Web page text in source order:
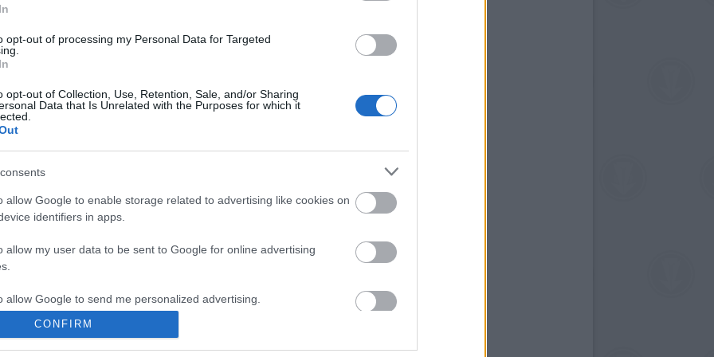
opt-out of processing my Personal Data for Targeted
opt-out of Collection, Use, Retention, Sale, and/or Sharing
Data that Is Unrelated with the Purposes for which it
allow Google to enable storage related to advertising like cookies on
identifiers in apps.
allow my user data to be sent to Google for online advertising
allow Google to send me personalized advertising.
allow Google to enable storage related to analytics like cookies on
identifiers in apps.
CONFIRM
IDEBENN: TÓTH
MARCSI AZ ÚJ
MARGÓ-DÍJAS
DÍJAS ÍRÓ
VILÁGA
SZENTENDRÉN –
VÉGÉIG LÁTHATÓ
AZ IRODALMI
NOBEL-DÍJAT